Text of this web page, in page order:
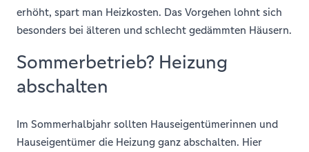
erhöht, spart man Heizkosten. Das Vorgehen lohnt sich
besonders bei älteren und schlecht gedämmten Häusern.
Sommerbetrieb? Heizung
abschalten
Im Sommerhalbjahr sollten Hauseigentümerinnen und
Hauseigentümer die Heizung ganz abschalten. Hier